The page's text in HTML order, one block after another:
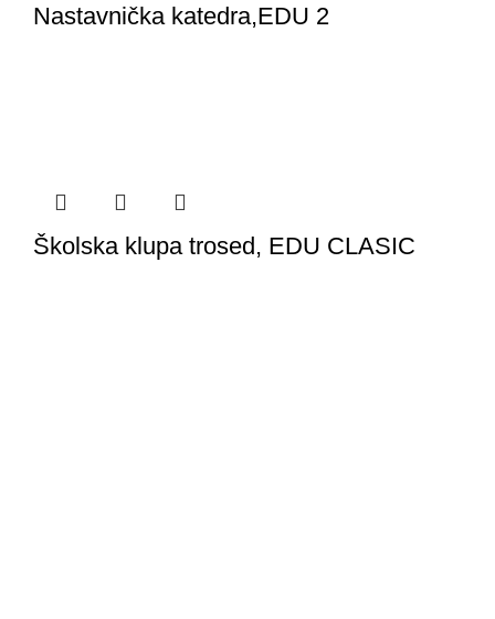
Nastavnička katedra,EDU 2
Školska klupa trosed, EDU CLASIC